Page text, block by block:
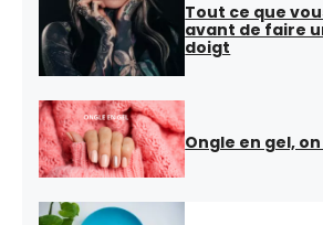
Tout ce que
avant de faire
doigt
Ongle en gel,